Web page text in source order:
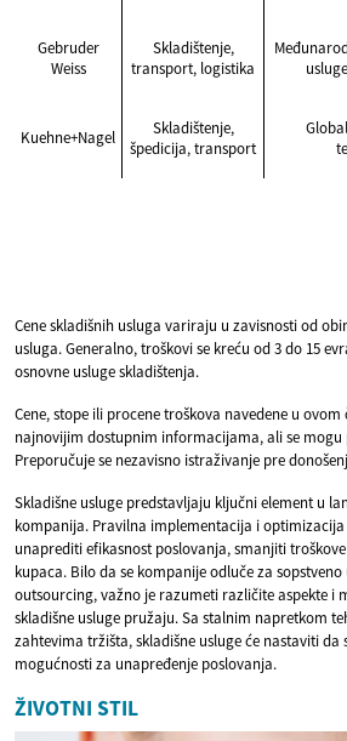
Gebruder
Weiss
Skladištenje,
transport, logistika
Kuehne+Nagel
Skladištenje,
špedicija, transport
Cene skladišnih usluga variraju u zavisnosti od
usluga. Generalno, troškovi se kreću od 3 do 15
osnovne usluge skladištenja.
Cene, stope ili procene troškova navedene u
najnovijim dostupnim informacijama, ali se
Preporučuje se nezavisno istraživanje pre
Skladišne usluge predstavljaju ključni element u
kompanija. Pravilna implementacija i
unaprediti efikasnost poslovanja, smanjiti
kupaca. Bilo da se kompanije odluče za
outsourcing, važno je razumeti različite aspekte i
skladišne usluge pružaju. Sa stalnim napretkom
zahtevima tržišta, skladišne usluge će nastaviti
mogućnosti za unapređenje poslovanja.
ŽIVOTNI STIL